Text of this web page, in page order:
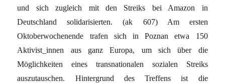
und sich zugleich mit den Streiks bei Amazon in
Deutschland solidarisierten. (ak 607) Am ersten
Oktoberwochenende trafen sich in Poznan etwa 150
Aktivist_innen aus ganz Europa, um sich über die
Möglichkeiten eines transnationalen sozialen Streiks
auszutauschen. Hintergrund des Treffens ist die